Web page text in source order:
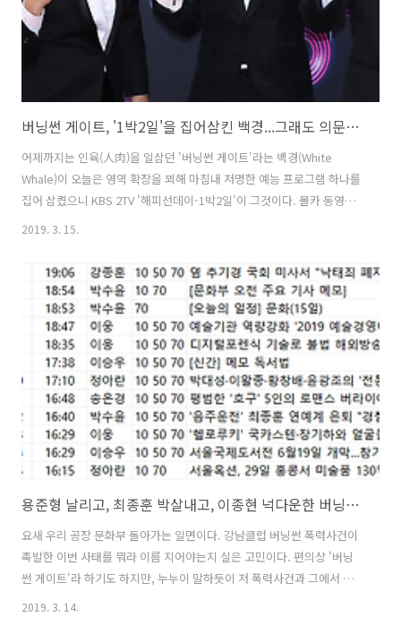
버닝썬 게이트, '1박2일'을 집어삼킨 백경...그래도 의문은 남는다
어제까지는 인육(人肉)을 일삼던 '버닝썬 게이트'라는 백경(White
Whale)이 오늘은 영역 확장을 꾀해 마침내 저명한 예능 프로그램 하나를
집어 삼켰으니 KBS 2TV '해피선데이-1박2일'이 그것이다. 몰카 동영상
촬영과 그 유통으로 일파만파 평지풍파 일으키는 가수 겸 방송인 정준영
연한 '1박2일' 제작진은 하차 3개월 만에 복귀시킨 책임을 통감한다면서
무제한 제작 중단을 15일 선언한 것이다. 그 소식을 우리 공장에서는 아
래 소식으로 전했으니, 정준영 복귀 터준 '1박2일', 뒤늦은 제작 중단 선
언(종합) 여담이나, 이 기사는 모처로 휴가를 떠난 우리 공장 방송기자가
휴가지에서 랩탑 켜 놓고 쓴 기사다. 그렇다고 내가 ..
2019. 3. 15.
용준형 날리고, 최종훈 박살내고, 이종현 넉다운한 버닝썬게이트
요새 우리 공장 문화부 돌아가는 일면이다. 강남클럽 버닝썬 폭력사건이
촉발한 이번 사태를 뭐라 이름 지어야는지 실은 고민이다. 편의상 '버닝
썬 게이트'라 하기도 하지만, 누누이 말하듯이 저 폭력사건과 그에서 비
롯되어 현재 진행되는 이른바 정준영 중심 동영상 불법촬영 및 공유 '몰
2019. 3. 14.